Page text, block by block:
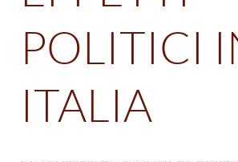
POLITICI
ITALIA